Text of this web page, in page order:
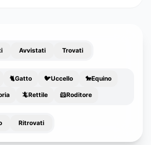
Avvistati Trovati
🐈Gatto 🐦Uccello 🐎Equino
🦎Rettile 🐹Roditore
Ritrovati